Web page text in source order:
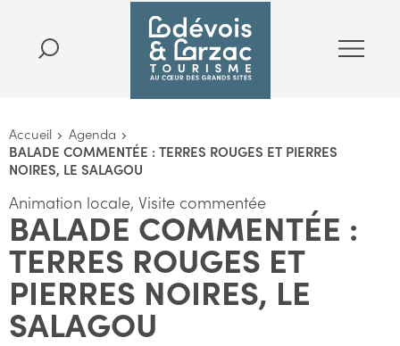
Accueil
Agenda
BALADE COMMENTÉE : TERRES ROUGES ET PIERRES
NOIRES, LE SALAGOU
Animation locale, Visite commentée
BALADE COMMENTÉE :
TERRES ROUGES ET
PIERRES NOIRES, LE
SALAGOU